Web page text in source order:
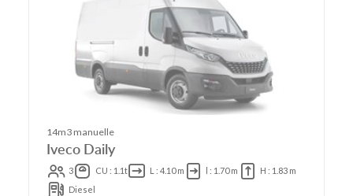
14m3 manuelle
Iveco Daily
3 CU : 1.1t L : 4.10 m l : 1.70 m
H : 1.83 m
Diesel